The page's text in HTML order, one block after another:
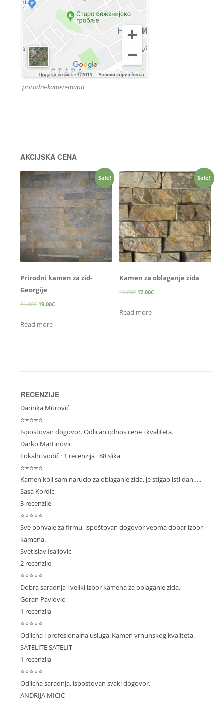
prirodni-kamen-mapa
AKCIJSKA CENA
Sale!
Prirodni kamen za zid-
Georgije
21.00€ 19.00€
Read more
Sale!
Kamen za oblaganje zida
19.00€ 17.00€
Read more
RECENZIJE
Darinka Mitrović
⭐⭐⭐⭐⭐
Ispostovan dogovor. Odlican odnos cene i kvaliteta.
Darko Martinovic
Lokalni vodič· 1 recenzija · 88 slika
⭐⭐⭐⭐⭐
Kamen koji sam narucio za oblaganje zida, je stigao isti dan…..
Sasa Kordic
3 recenzije
⭐⭐⭐⭐⭐
Sve pohvale za firmu, ispoštovan dogovor veoma dobar izbor
kamena.
Svetislav Isajlovic
2 recenzije
⭐⭐⭐⭐⭐
Dobra saradnja i veliki izbor kamena za oblaganje zida.
Goran Pavlovic
1 recenzija
⭐⭐⭐⭐⭐
Odlicna i profesionalna usluga. Kamen vrhunskog kvaliteta.
SATELITE SATELIT
1 recenzija
⭐⭐⭐⭐⭐
Odlicna saradnja, ispostovan svaki dogovor.
ANDRIJA MICIC